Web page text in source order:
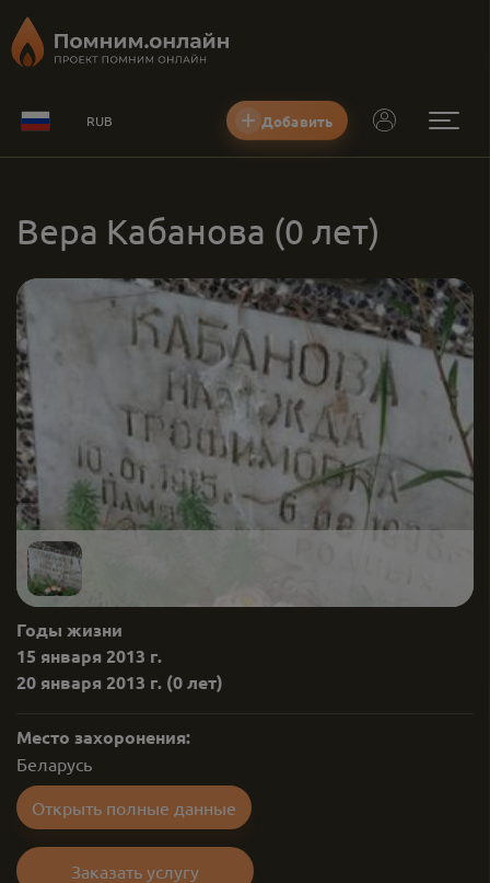
RUB Добавить
Вера Кабанова (0 лет)
Годы жизни
15 января 2013 г.
20 января 2013 г. (0 лет)
Место захоронения:
Беларусь
Открыть полные данные
Заказать услугу